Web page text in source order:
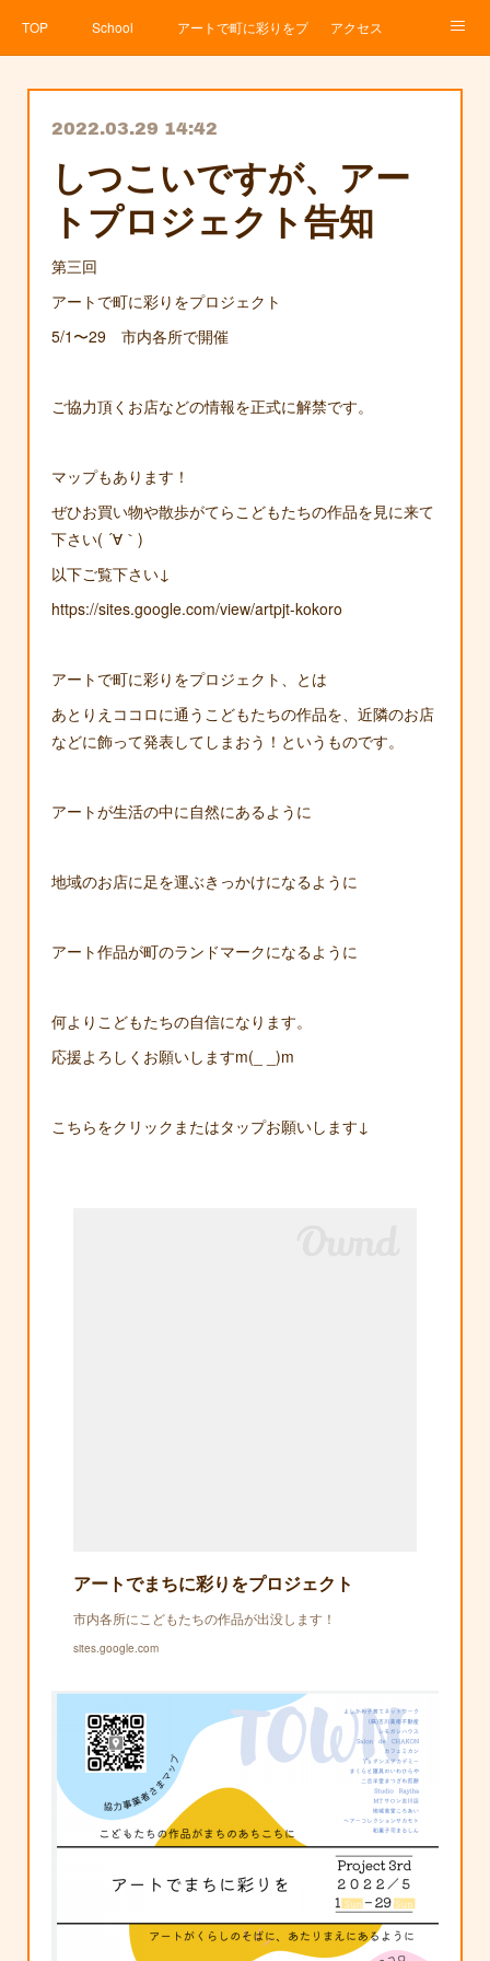
TOP School アートで町に彩りをプロジェクト
アクセス
2022.03.29 14:42
しつこいですが、アー
トプロジェクト告知
第三回
アートで町に彩りをプロジェクト
5/1〜29 市内各所で開催
ご協力頂くお店などの情報を正式に解禁です。
マップもあります！
ぜひお買い物や散歩がてらこどもたちの作品を見に来て
下さい( ´∀｀)
以下ご覧下さい↓
https://sites.google.com/view/artpjt-kokoro
アートで町に彩りをプロジェクト、とは
あとりえココロに通うこどもたちの作品を、近隣のお店
などに飾って発表してしまおう！というものです。
アートが生活の中に自然にあるように
地域のお店に足を運ぶきっかけになるように
アート作品が町のランドマークになるように
何よりこどもたちの自信になります。
応援よろしくお願いしますm(_ _)m
こちらをクリックまたはタップお願いします↓
アートでまちに彩りをプロジェクト
市内各所にこどもたちの作品が出没します！
sites.google.com